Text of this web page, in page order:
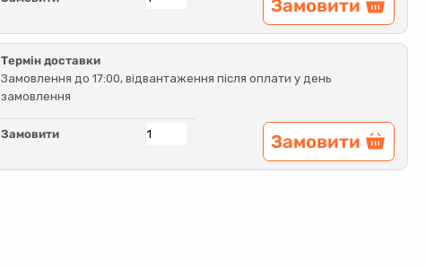
Замовити
Термін доставки
Замовлення до 17:00, відвантаження після оплати у день
замовлення
Замовити Замовити